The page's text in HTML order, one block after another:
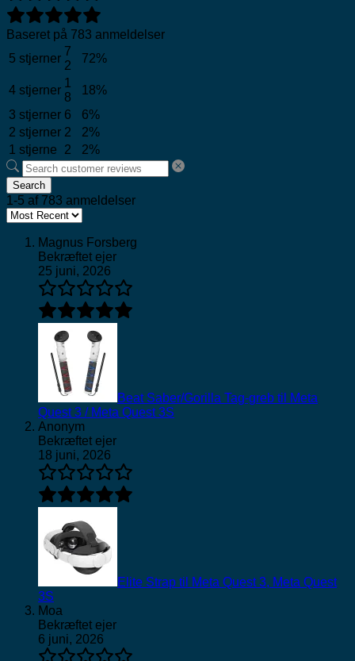
Baseret på 783 anmeldelser
5 stjerner
7
2
72%
4 stjerner
1
8
18%
3 stjerner 6
6%
2 stjerner 2
2%
1 stjerne
2 2%
Search
1-5 af 783 anmeldelser
Magnus Forsberg
Bekræftet ejer
25 juni, 2026
Beat Saber/Gorilla Tag-greb til Meta
Quest 3 / Meta Quest 3S
Anonym
Bekræftet ejer
18 juni, 2026
Elite Strap til Meta Quest 3, Meta Quest
3S
Moa
Bekræftet ejer
6 juni, 2026